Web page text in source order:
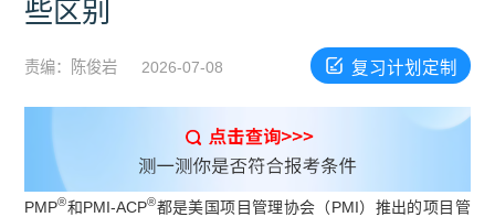
些区别
责编：陈俊岩 2026-07-08 复习计划定制
PMP®和PMI-ACP®都是美国项目管理协会（PMI）推出的项目管